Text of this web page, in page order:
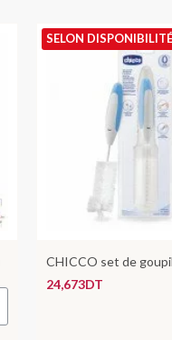
SELON DISPONIBILITÉ
CHICCO set de
24,673DT